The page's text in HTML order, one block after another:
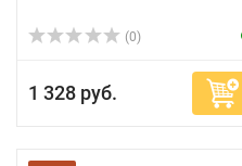
(0)
1 328 руб.